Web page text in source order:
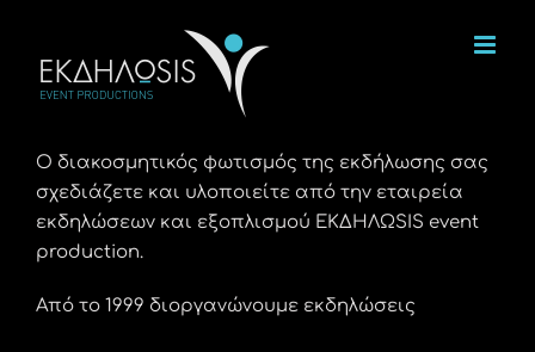
περιεχόμενο
Ο διακοσμητικός φωτισμός της εκδήλωσης σας
σχεδιάζετε και υλοποιείτε από την εταιρεία
εκδηλώσεων και εξοπλισμού ΕΚΔΗΛΩSIS event
production.
Από το 1999 διοργανώνουμε εκδηλώσεις